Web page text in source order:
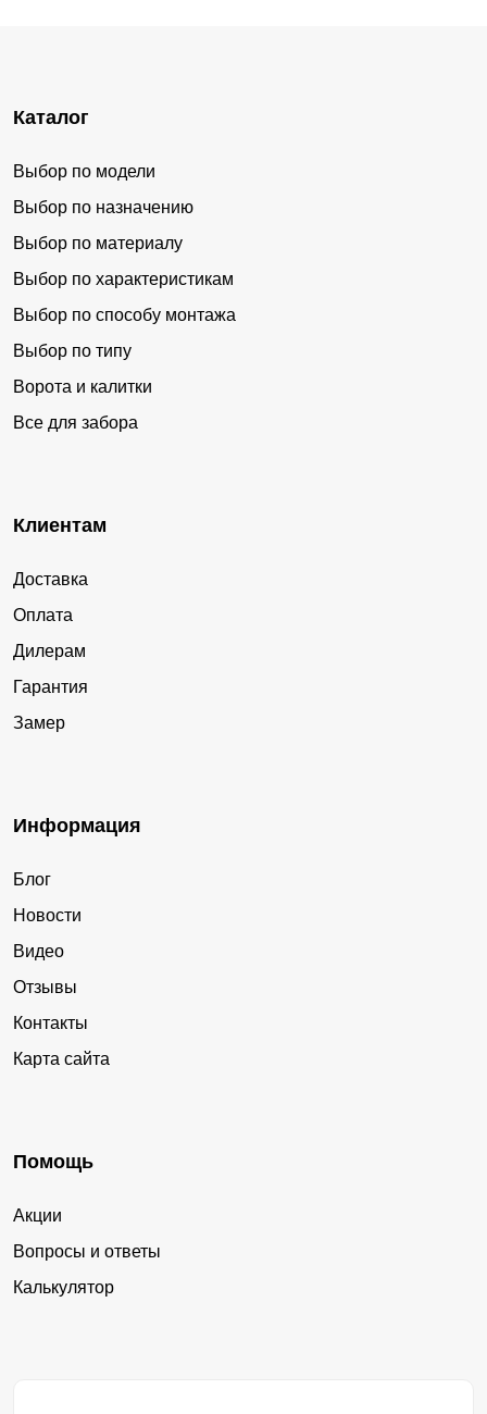
Каталог
Выбор по модели
Выбор по назначению
Выбор по материалу
Выбор по характеристикам
Выбор по способу монтажа
Выбор по типу
Ворота и калитки
Все для забора
Клиентам
Доставка
Оплата
Дилерам
Гарантия
Замер
Информация
Блог
Новости
Видео
Отзывы
Контакты
Карта сайта
Помощь
Акции
Вопросы и ответы
Калькулятор